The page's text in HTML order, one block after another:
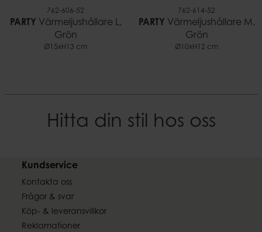
762-606-52
PARTY Värmeljushållare L,
Grön
Ø15xH13 cm
762-614-52
PARTY Värmeljushållare M,
Grön
Ø10xH12 cm
Hitta din stil hos oss
Kundservice
Kontakta oss
Frågor & svar
Köp- & leveransvillkor
Reklamationer